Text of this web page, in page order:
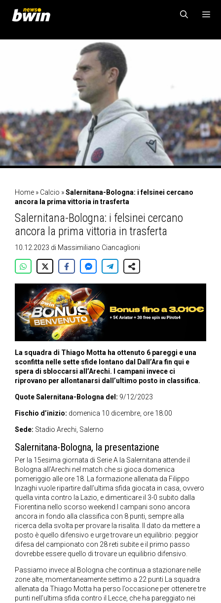
contenuto
Home » Calcio »Salernitana-Bologna: i felsinei cercano
ancora la prima vittoria in trasferta
Salernitana-Bologna: i felsinei cercano
ancora la prima vittoria in trasferta
10.12.2023 di Massimiliano Ciancaglioni
La squadra di Thiago Motta ha ottenuto 6 pareggi e una
sconfitta nelle sette sfide lontano dal Dall’Ara fin qui e
spera di sbloccarsi all’Arechi. I campani invece ci
riprovano per allontanarsi dall’ultimo posto in classifica.
Quote Salernitana-Bologna del: 9/12/2023
Fischio d’inizio: domenica 10 dicembre, ore 18.00
Sede: Stadio Arechi, Salerno
Salernitana-Bologna, la presentazione
Per la 15esima giornata di Serie A la Salernitana attende il
Bologna all’Arechi nel match che si gioca domenica
pomeriggio alle ore 18. La formazione allenata da Filippo
Inzaghi vuole ripartire dall’ultima sfida giocata in casa, ovvero
quella vinta contro la Lazio, e dimenticare il 3-0 subito dalla
Fiorentina nello scorso weekend.I campani sono ancora
ancora in fondo alla classifica con 8 punti, sempre alla
ricerca della svolta per provare la risalita. Il dato da mettere a
posto è quello difensivo e urge trovare un equilibrio: peggior
difesa del campionato con 28 reti subite e il primo passo
dovrebbe essere quello di trovare un equilibrio difensivo.
Passiamo invece al Bologna che continua a stazionare nelle
zone alte, momentaneamente settimo a 22 punti La squadra
allenata da Thiago Motta ha perso l’occasione per ottenere tre
punti nell’ultima sfida contro il Lecce, che ha pareggiato nei